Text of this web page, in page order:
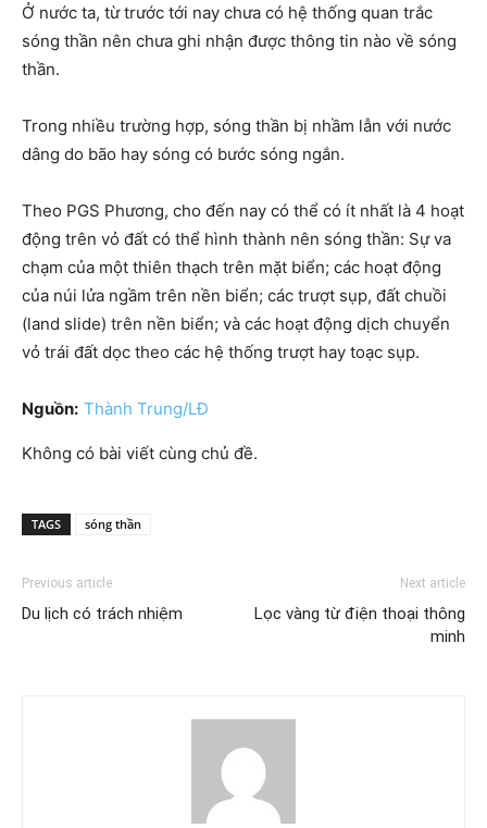
Ở nước ta, từ trước tới nay chưa có hệ thống quan trắc
sóng thần nên chưa ghi nhận được thông tin nào về sóng
thần.
Trong nhiều trường hợp, sóng thần bị nhầm lẫn với nước
dâng do bão hay sóng có bước sóng ngắn.
Theo PGS Phương, cho đến nay có thể có ít nhất là 4 hoạt
động trên vỏ đất có thể hình thành nên sóng thần: Sự va
chạm của một thiên thạch trên mặt biển; các hoạt động
của núi lửa ngầm trên nền biển; các trượt sụp, đất chuồi
(land slide) trên nền biển; và các hoạt động dịch chuyển
vỏ trái đất dọc theo các hệ thống trượt hay toạc sụp.
Nguồn: Thành Trung/LĐ
Không có bài viết cùng chủ đề.
TAGS sóng thần
Previous article
Du lịch có trách nhiệm
Next article
Lọc vàng từ điện thoại thông
minh